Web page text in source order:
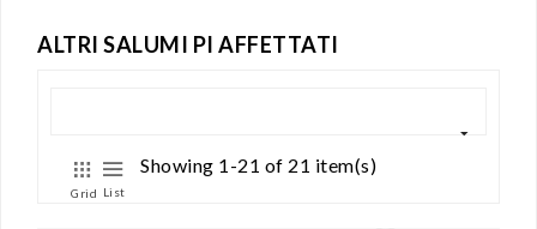
ALTRI SALUMI PI AFFETTATI
Grid List
Showing 1-21 of 21 item(s)